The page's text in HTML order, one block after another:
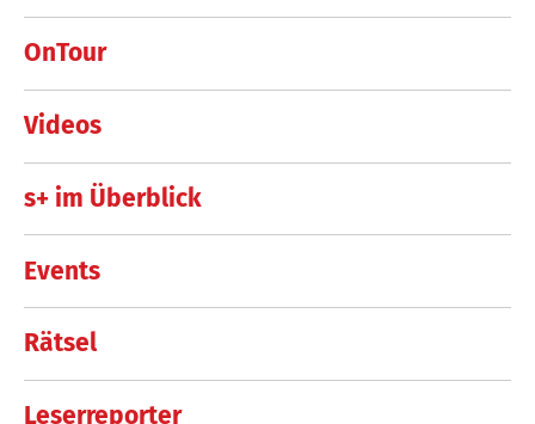
OnTour
Videos
s+ im Überblick
Events
Rätsel
Leserreporter